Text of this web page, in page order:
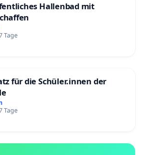
Hallenbad mit
Tage
für die Schüler.innen der
Tage